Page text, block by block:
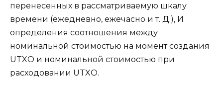
перенесенных в рассматриваемую шкалу
времени (ежедневно, ежечасно и т. Д.), И
определения соотношения между
номинальной стоимостью на момент создания
UTXO и номинальной стоимостью при
расходовании UTXO.